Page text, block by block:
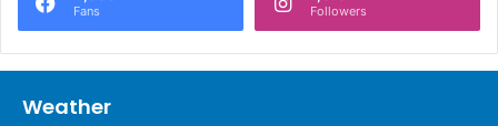
Fans Followers
Weather